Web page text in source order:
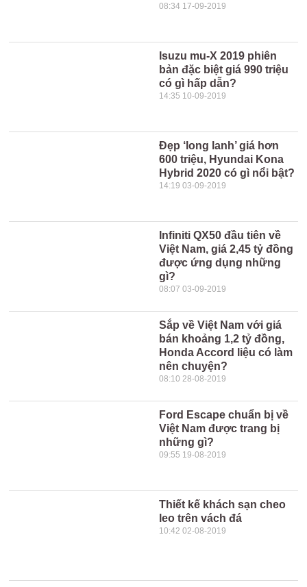
08:34 17-09-2019
Isuzu mu-X 2019 phiên
bản đặc biệt giá 990 triệu
có gì hấp dẫn?
14:35 10-09-2019
Đẹp ‘long lanh’ giá hơn
600 triệu, Hyundai Kona
Hybrid 2020 có gì nổi bật?
14:19 03-09-2019
Infiniti QX50 đầu tiên về
Việt Nam, giá 2,45 tỷ đồng
được ứng dụng những
gì?
08:07 03-09-2019
Sắp về Việt Nam với giá
bán khoảng 1,2 tỷ đồng,
Honda Accord liệu có làm
nên chuyện?
08:10 28-08-2019
Ford Escape chuẩn bị về
Việt Nam được trang bị
những gì?
09:55 19-08-2019
Thiết kế khách sạn cheo
leo trên vách đá
10:42 02-08-2019